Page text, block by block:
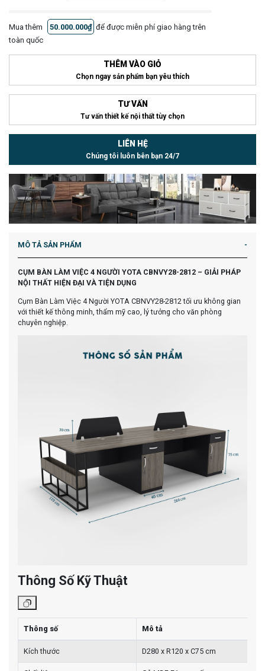
Mua thêm 50.000.000₫ để được miễn phí giao hàng trên
toàn quốc
THÊM VÀO GIỎ
Chọn ngay sản phẩm bạn yêu thích
TƯ VẤN
Tư vấn thiết kế nội thất tùy chọn
LIÊN HỆ
Chúng tôi luôn bên bạn 24/7
MÔ TẢ SẢN PHẨM
CỤM BÀN LÀM VIỆC 4 NGƯỜI YOTA CBNVY28-2812 – GIẢI PHÁP
NỘI THẤT HIỆN ĐẠI VÀ TIỆN DỤNG
Cụm Bàn Làm Việc 4 Người YOTA CBNVY28-2812 tối ưu không gian
với thiết kế thông minh, thẩm mỹ cao, lý tưởng cho văn phòng
chuyên nghiệp.
Thông Số Kỹ Thuật
Thông số Mô tả
Kích thước D280 x R120 x C75 cm